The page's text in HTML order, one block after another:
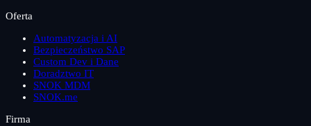
Oferta
Automatyzacja i AI
Bezpieczeństwo SAP
Custom Dev i Dane
Doradztwo IT
SNOK MDM
SNOK.me
Firma